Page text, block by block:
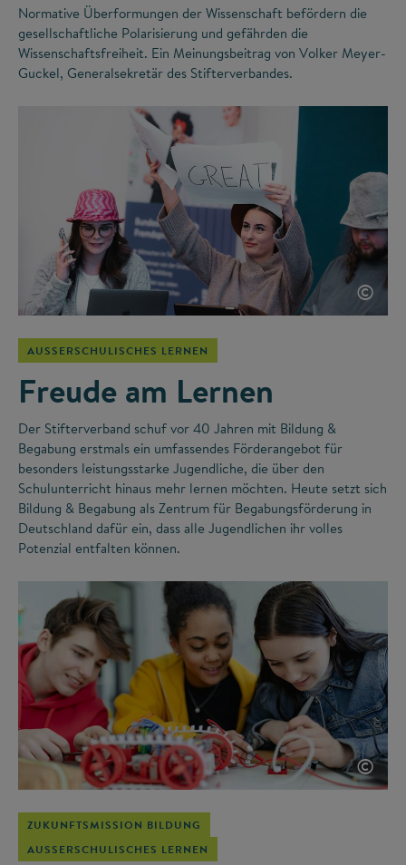
Normative Überformungen der Wissenschaft befördern die
gesellschaftliche Polarisierung und gefährden die
Wissenschaftsfreiheit. Ein Meinungsbeitrag von Volker Meyer-
Guckel, Generalsekretär des Stifterverbandes.
©
AUSSERSCHULISCHES LERNEN
Freude am Lernen
Der Stifterverband schuf vor 40 Jahren mit Bildung &
Begabung erstmals ein umfassendes Förderangebot für
besonders leistungsstarke Jugendliche, die über den
Schulunterricht hinaus mehr lernen möchten. Heute setzt sich
Bildung & Begabung als Zentrum für Begabungsförderung in
Deutschland dafür ein, dass alle Jugendlichen ihr volles
Potenzial entfalten können.
©
ZUKUNFTSMISSION BILDUNG
AUSSERSCHULISCHES LERNEN